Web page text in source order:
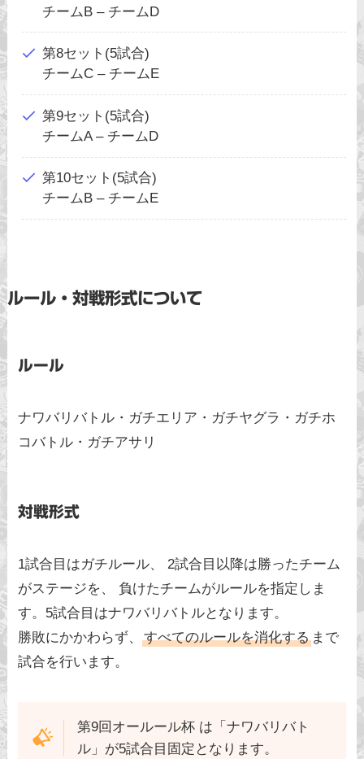
チームB – チームD
第8セット(5試合)
チームC – チームE
第9セット(5試合)
チームA – チームD
第10セット(5試合)
チームB – チームE
ルール・対戦形式について
ルール
ナワバリバトル・ガチエリア・ガチヤグラ・ガチホ
コバトル・ガチアサリ
対戦形式
1試合目はガチルール、 2試合目以降は勝ったチーム
がステージを、 負けたチームがルールを指定しま
す。5試合目はナワバリバトルとなります。
勝敗にかかわらず、すべてのルールを消化する まで
試合を行います。
第9回オールール杯 は「ナワバリバト
ル」が5試合目固定となります。